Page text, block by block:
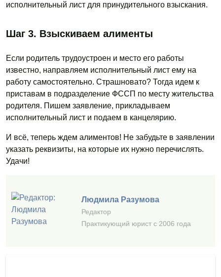
исполнительный лист для принудительного взыскания.
Шаг 3. Взыскиваем алименты
Если родитель трудоустроен и место его работы
известно, направляем исполнительный лист ему на
работу самостоятельно. Страшновато? Тогда идем к
приставам в подразделение ФССП по месту жительства
родителя. Пишем заявление, прикладываем
исполнительный лист и подаем в канцелярию.
И всё, теперь ждем алиментов! Не забудьте в заявлении
указать реквизиты, на которые их нужно перечислять.
Удачи!
Людмила Разумова
Редактор
Практикующий юрист с 2006 года